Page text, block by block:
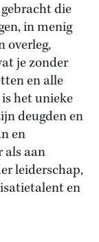
die
in menig
overleg,
je zonder
en alle
het unieke
deugden en
en
als aan
leiderschap,
en